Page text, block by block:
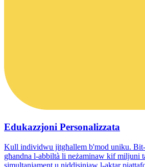
Edukazzjoni Personalizzata
Kull individwu jitgħallem b'mod uniku.
għandna l-abbiltà li neżaminaw kif miljuni
simultanjament u niddisinjaw l-aktar